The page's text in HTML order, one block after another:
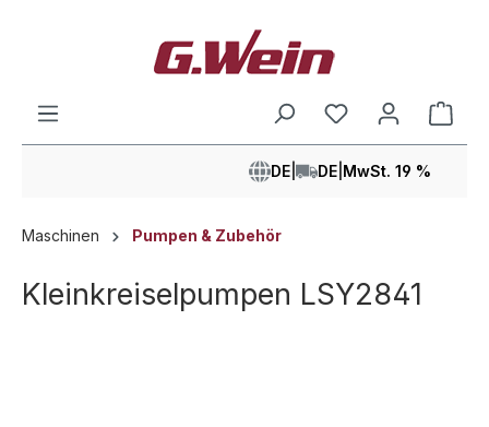
DE DE MwSt. 19 %
Maschinen Pumpen & Zubehör
Kleinkreiselpumpen LSY2841